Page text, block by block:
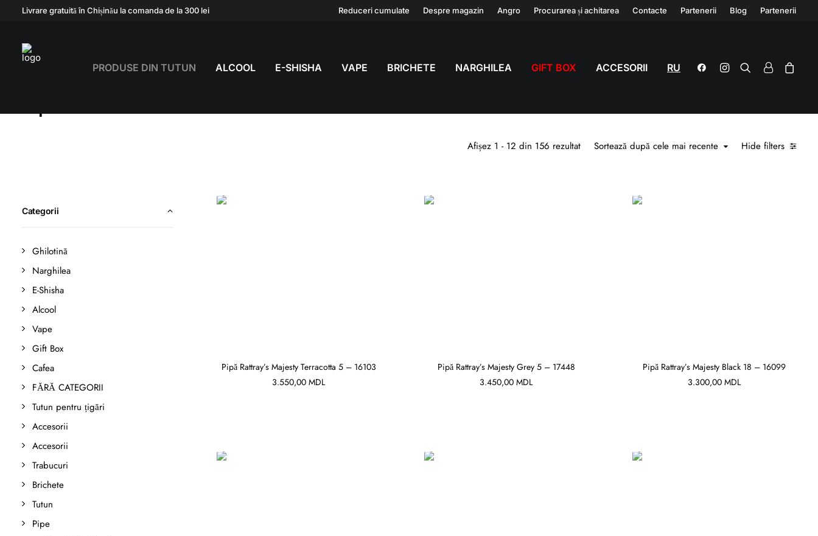
Livrare gratuită în Chișinău la comanda de la 300 lei Reduceri cumulate Despre magazin Angro Procurarea și achitarea Contacte Partenerii Blog Partenerii
PRODUSE DIN TUTUN ALCOOL E-SHISHA VAPE BRICHETE NARGHILEA GIFT BOX ACCESORII RU
Hide filters
Sortează după cele mai recente
Afișez 1 - 12 din 156 rezultatSortat după cele mai recente
Categorii
Ghilotină
Narghilea
E-Shisha
Alcool
Vape
Gift Box
Cafea
FĂRĂ CATEGORII
Tutun pentru țigări
Accesorii
Accesorii
Trabucuri
Brichete
Tutun
Pipe
ADAUGĂ ÎN COȘ
Pipă Rattray’s Majesty Terracotta 5 – 16103
3.550,00 MDL ADAUGĂ ÎN COȘ
Pipă Rattray’s Majesty Grey 5 – 17448
3.450,00MDL ADAUGĂ ÎN COȘ
Pipă Rattray’s Majesty Black 18 – 16099
3.300,00 MDL